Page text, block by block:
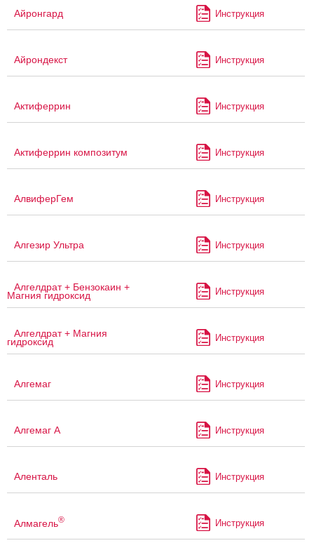
Айронгард Инструкция
Айрондекст Инструкция
Актиферрин Инструкция
Актиферрин композитум Инструкция
АлвиферГем Инструкция
Алгезир Ультра Инструкция
Алгелдрат + Бензокаин +
Магния гидроксид Инструкция
Алгелдрат + Магния
гидроксид Инструкция
Алгемаг Инструкция
Алгемаг А Инструкция
Аленталь Инструкция
Алмагель® Инструкция